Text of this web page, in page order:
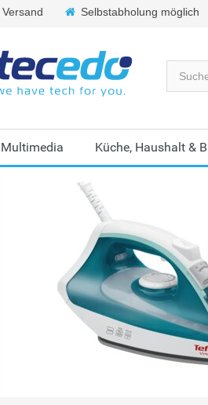
Selbstabholung möglich
Multimedia Küche, Haushalt &